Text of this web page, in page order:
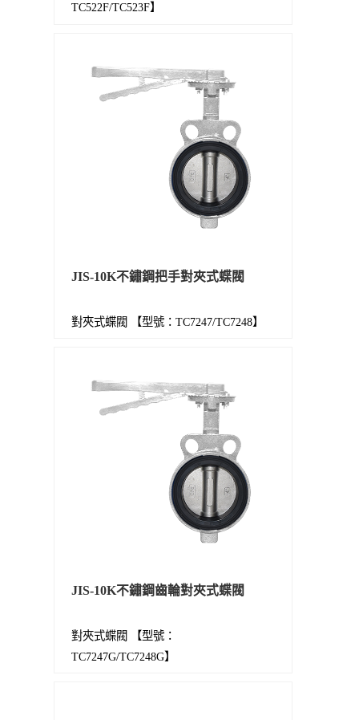
TC522F/TC523F】
JIS-10K不鏽鋼把手對夾式蝶閥
對夾式蝶閥 【型號：TC7247/TC7248】
JIS-10K不鏽鋼齒輪對夾式蝶閥
對夾式蝶閥 【型號：
TC7247G/TC7248G】